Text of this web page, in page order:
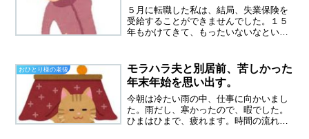
５月に転職した私は、結局、失業保険を
受給することができませんでした。１５
年もかけてきて、もったいないなという
だったような。現在の職場でも、もちろ
ん雇用保険には加入してい...
おひとり様の老後
モラハラ夫と別居前、苦しかった
年末年始を思い出す。
今朝は冷たい雨の中、仕事に向かいまし
た。雨だし、寒かったので、暇でした。
ひまはひまで、疲れます。時間の流れが